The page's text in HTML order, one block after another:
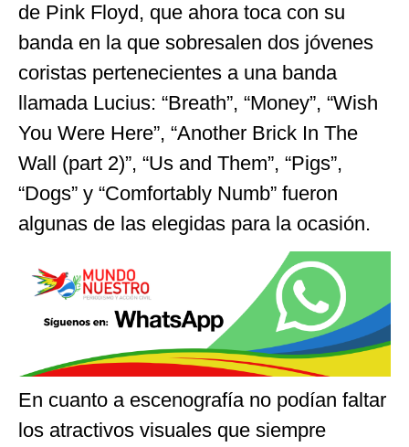
de Pink Floyd, que ahora toca con su
banda en la que sobresalen dos jóvenes
coristas pertenecientes a una banda
llamada Lucius: “Breath”, “Money”, “Wish
You Were Here”, “Another Brick In The
Wall (part 2)”, “Us and Them”, “Pigs”,
“Dogs” y “Comfortably Numb” fueron
algunas de las elegidas para la ocasión.
En cuanto a escenografía no podían faltar
los atractivos visuales que siempre